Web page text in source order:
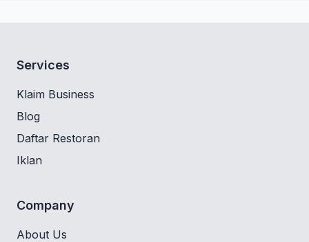
Services
Klaim Business
Blog
Daftar Restoran
Iklan
Company
About Us